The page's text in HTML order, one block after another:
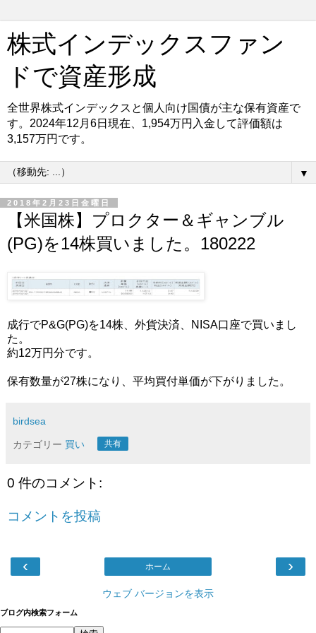
株式インデックスファン
ドで資産形成
全世界株式インデックスと個人向け国債が主な保有資産で
す。2024年12月6日現在、1,954万円入金して評価額は
3,157万円です。
▼
2018年2月23日金曜日
【米国株】プロクター＆ギャンブル
(PG)を14株買いました。180222
成行でP&G(PG)を14株、外貨決済、NISA口座で買いまし
た。
約12万円分です。
保有数量が27株になり、平均買付単価が下がりました。
birdsea
カテゴリー 買い 共有
0 件のコメント:
コメントを投稿
‹ ›
ホーム
ウェブ バージョンを表示
ブログ内検索フォーム